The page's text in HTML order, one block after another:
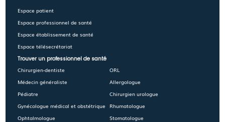
Espace patient
Espace professionnel de santé
Espace établissement de santé
Espace télésecrétariat
Trouver un professionnel de santé
Chirurgien-dentiste
Médecin généraliste
Pédiatre
Gynécologue médical et obstétrique
Ophtalmologue
ORL
Allergologue
Chirurgien urologue
Rhumatologue
Stomatologue